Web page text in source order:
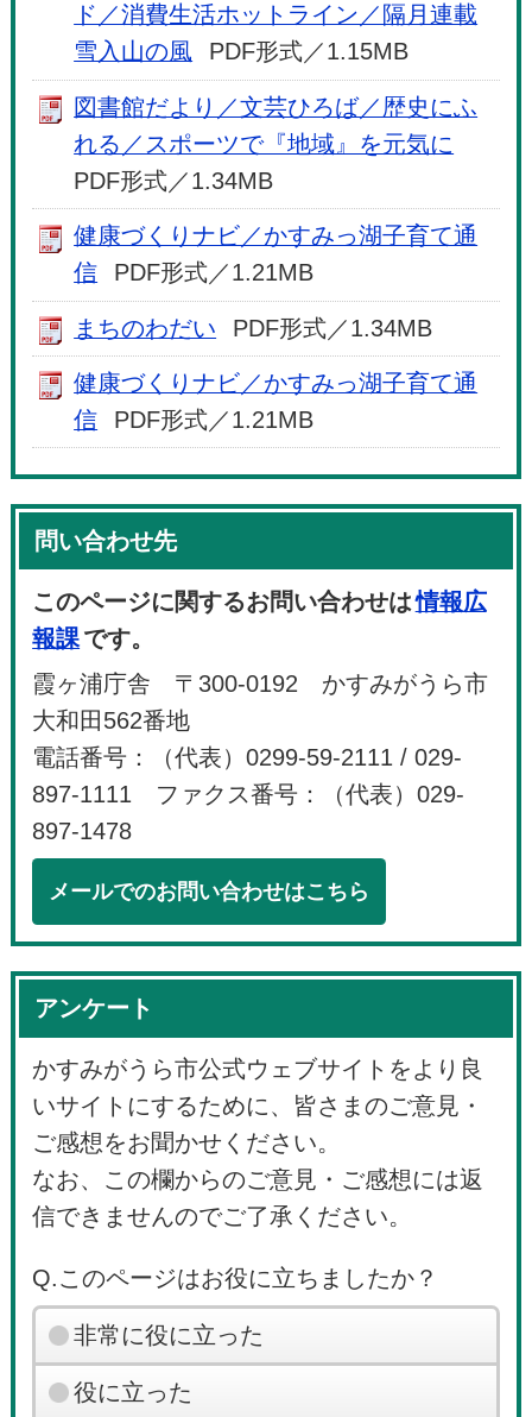
ド／消費生活ホットライン／隔月連載
雪入山の風
PDF形式／1.15MB
図書館だより／文芸ひろば／歴史にふ
れる／スポーツで『地域』を元気に
PDF形式／1.34MB
健康づくりナビ／かすみっ湖子育て通
信
PDF形式／1.21MB
まちのわだい PDF形式／1.34MB
健康づくりナビ／かすみっ湖子育て通
信
PDF形式／1.21MB
問い合わせ先
このページに関するお問い合わせは情報広
報課です。
霞ヶ浦庁舎 〒300-0192 かすみがうら市
大和田562番地
電話番号：（代表）0299-59-2111 / 029-
897-1111 ファクス番号：（代表）029-
897-1478
メールでのお問い合わせはこちら
アンケート
かすみがうら市公式ウェブサイトをより良
いサイトにするために、皆さまのご意見・
ご感想をお聞かせください。
なお、この欄からのご意見・ご感想には返
信できませんのでご了承ください。
Q.このページはお役に立ちましたか？
非常に役に立った
役に立った